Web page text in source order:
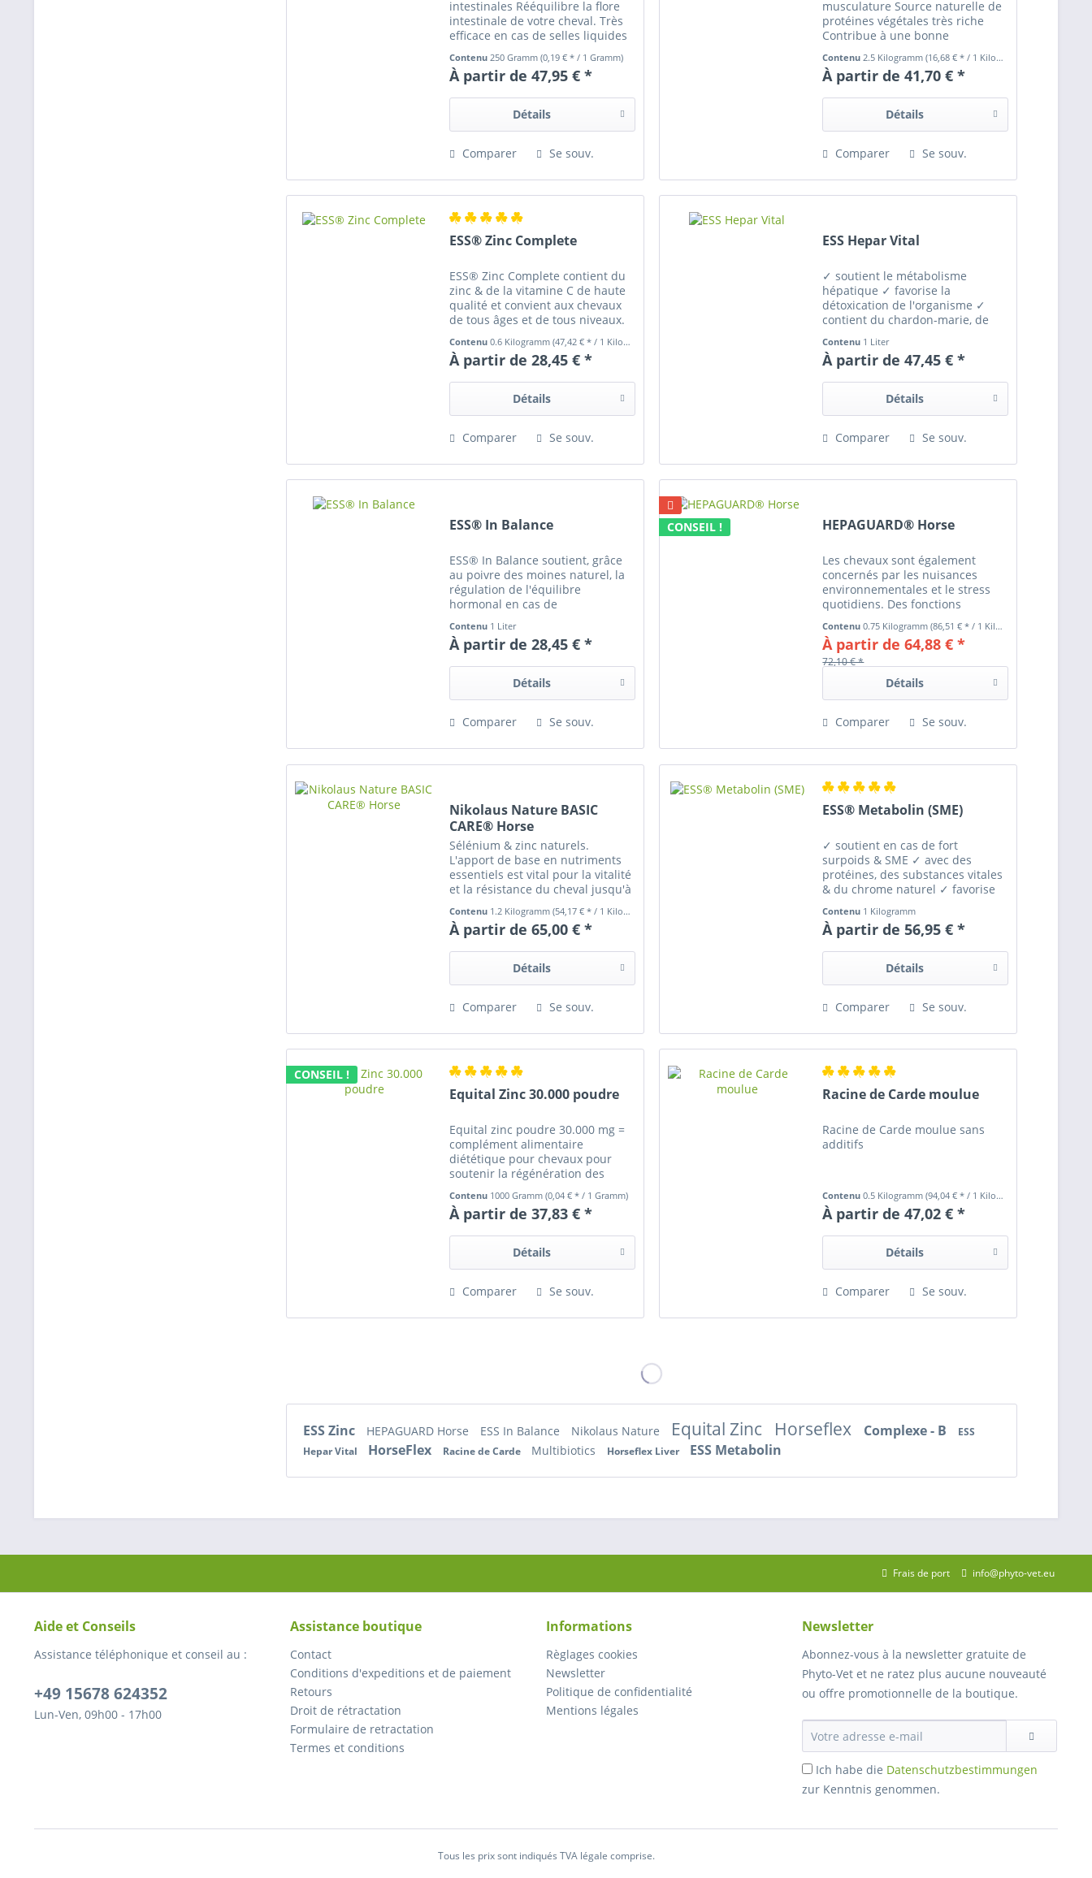
intestinales Rééquilibre la flore
intestinale de votre cheval. Très
efficace en cas de selles liquides
parfums ni arômes artificiels
Contenu 250 Gramm(0,19 € * / 1 Gramm)
À partir de 47,95 € *
Détails
Comparer Se souv.
musculature Source naturelle de
protéines végétales très riche
Contribue à une bonne
forts et sains Sans sucre ajouté,
ni colorants, ni parfums, ni
Contenu 2.5 Kilogramm(16,68 € * / 1 Kilogramm)
À partir de 41,70 € *
Détails
Comparer Se souv.
ESS® Zinc Complete
ESS® Zinc Complete contient du
zinc & de la vitamine C de haute
qualité et convient aux chevaux
de tous âges et de tous niveaux.
dopantes. 40.000 mg de zinc / kg
Contenu0.6 Kilogramm(47,42 € * / 1 Kilogramm)
À partir de 28,45 € *
Détails
Comparer Se souv.
ESS Hepar Vital
✓ soutient le métabolisme
hépatique ✓ favorise la
détoxication de l'organisme ✓
contient du chardon-marie, de
convient également pour
l'alimentation préventive en cure
✓ utilisation facile sous forme
Contenu 1 Liter
À partir de 47,45 € *
Détails
Comparer Se souv.
ESS® In Balance
ESS® In Balance soutient, grâce
au poivre des moines naturel, la
régulation de l'équilibre
hormonal en cas de
juments lors des chaleurs,
d'instinct sexuel prononcé des
étalons & hongres et d'équilibre
Contenu 1 Liter
À partir de 28,45 € *
Détails
Comparer Se souv.
CONSEIL ! HEPAGUARD® Horse
Les chevaux sont également
concernés par les nuisances
environnementales et le stress
quotidiens. Des fonctions
performantes ainsi que des
organes d'élimination
fonctionnels sont vitaux pour la
désintoxication...
Contenu0.75 Kilogramm(86,51 € * / 1 Kilogramm)
À partir de 64,88 € *
72,10 € *
Détails
Comparer Se souv.
Nikolaus Nature BASIC
CARE® Horse
Sélénium & zinc naturels.
L'apport de base en nutriments
essentiels est vital pour la vitalité
et la résistance du cheval jusqu'à
Contenu 1.2 Kilogramm(54,17 € * / 1 Kilogramm)
À partir de 65,00 € *
Détails
Comparer Se souv.
ESS® Metabolin (SME)
✓ soutient en cas de fort
surpoids & SME ✓ avec des
protéines, des substances vitales
& du chrome naturel ✓ favorise
de régime & d'entraînement
accru ✓ diminue le risque de
Contenu 1 Kilogramm
À partir de 56,95 € *
Détails
Comparer Se souv.
CONSEIL !
Equital Zinc 30.000 poudre
Equital zinc poudre 30.000 mg =
complément alimentaire
diététique pour chevaux pour
soutenir la régénération des
en cas de carence en zinc - pour
soutenir l'ensemble du
métabolisme
Contenu 1000 Gramm(0,04 € * / 1 Gramm)
À partir de 37,83 € *
Détails
Comparer Se souv.
Racine de Carde moulue
Racine de Carde moulue sans
additifs
Contenu0.5 Kilogramm(94,04 € * / 1 Kilogramm)
À partir de 47,02 € *
Détails
Comparer Se souv.
ESS Zinc HEPAGUARD Horse ESS In Balance Nikolaus Nature Equital Zinc Horseflex Complexe - B
ESS
Hepar Vital
HorseFlex Racine de Carde Multibiotics Horseflex Liver ESS Metabolin
Frais de port info@phyto-vet.eu
Aide et Conseils
Assistance téléphonique et conseil au :
+49 15678 624352
Lun-Ven, 09h00 - 17h00
Assistance boutique
Contact
Conditions d'expeditions et de paiement
Retours
Droit de rétractation
Formulaire de retractation
Termes et conditions
Informations
Règlages cookies
Newsletter
Politique de confidentialité
Mentions légales
Newsletter
Abonnez-vous à la newsletter gratuite de
Phyto-Vet et ne ratez plus aucune nouveauté
ou offre promotionnelle de la boutique.
Ich habe die Datenschutzbestimmungen
zur Kenntnis genommen.
Tous les prix sont indiqués TVA légale comprise.